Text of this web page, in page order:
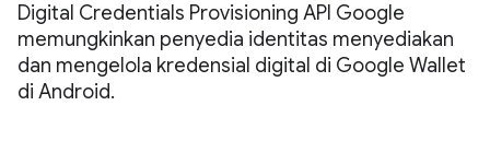
Digital Credentials Provisioning API Google
memungkinkan penyedia identitas menyediakan
dan mengelola kredensial digital di Google Wallet
di Android.